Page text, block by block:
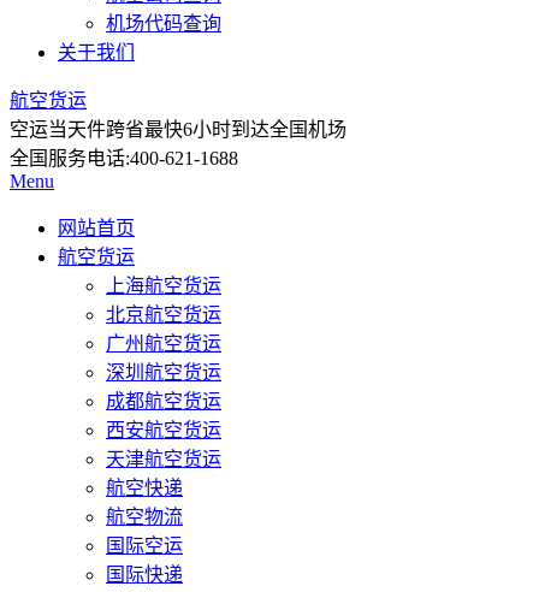
机场代码查询
关于我们
航空货运
空运当天件跨省最快6小时到达全国机场
全国服务电话:400-621-1688
Menu
网站首页
航空货运
上海航空货运
北京航空货运
广州航空货运
深圳航空货运
成都航空货运
西安航空货运
天津航空货运
航空快递
航空物流
国际空运
国际快递